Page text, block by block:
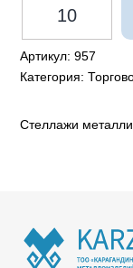
Артикул:957
Категория:
Стеллажи